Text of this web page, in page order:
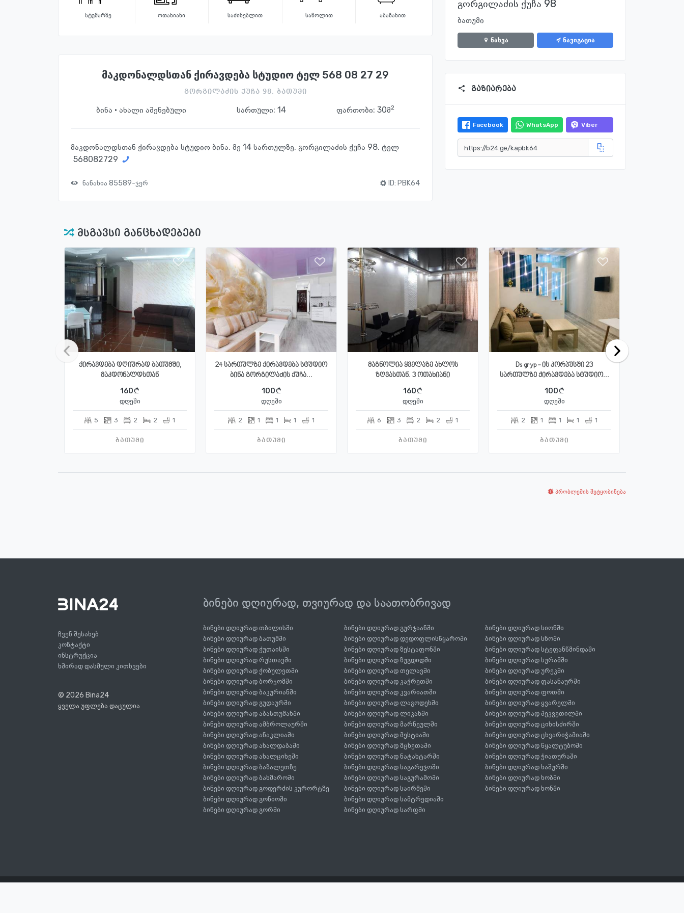
სტუმარზე ოთახიანი საძინებლით საწოლით აბაზანით
მაკდონალდსთან ქირავდება სტუდიო ტელ 568 08 27 29
გორგილაძის ქუჩა 98, ბათუმი
ბინა · ახალი აშენებული სართული: 14 ფართობი: 30მ2
მაკდონალდსთან ქირავდება სტუდიო ბინა. მე 14 სართულზე. გორგილაძის ქუჩა 98. ტელ
568082729
ნანახია 85589-ჯერ ID: PBK64
გორგილაძის ქუჩა 98
ბათუმი
ნახვა ნავიგაცია
გაზიარება
Facebook WhatsApp Viber
მსგავსი განცხადებები
ქირავდება დღიურად ბათუმში,
მაკდონალდსთან
160
დღეში
5 3 2 2 1
ბათუმი
24 სართულზე ქირავდება სტუდიო
ბინა გორგილაძის ქუჩა...
100
დღეში
2 1 1 1 1
ბათუმი
მაგნოლია ყველაზე ახლოს
ზღვასთან. 3 ოთახიანი
160
დღეში
6 3 2 2 1
ბათუმი
Ds gryp - ის კორპუსში 23
სართულზე ქირავდება სტუდიო...
100
დღეში
2 1 1 1 1
ბათუმი
პრობლემის შეტყობინება
ჩვენ შესახებ
კონტაქტი
ინსტრუქცია
ხშირად დასმული კითხვები
© 2026 Bina24
ყველა უფლება დაცულია
ბინები დღიურად, თვიურად და საათობრივად
ბინები დღიურად თბილისში
ბინები დღიურად ბათუმში
ბინები დღიურად ქუთაისში
ბინები დღიურად რუსთავში
ბინები დღიურად ქობულეთში
ბინები დღიურად ბორჯომში
ბინები დღიურად ბაკურიანში
ბინები დღიურად გუდაურში
ბინები დღიურად აბასთუმანში
ბინები დღიურად ამბროლაურში
ბინები დღიურად ანაკლიაში
ბინები დღიურად ახალდაბაში
ბინები დღიურად ახალციხეში
ბინები დღიურად ბაზალეთზე
ბინები დღიურად ბახმაროში
ბინები დღიურად გოდერძის კურორტზე
ბინები დღიურად გონიოში
ბინები დღიურად გორში
ბინები დღიურად გურჯაანში
ბინები დღიურად დედოფლისწყაროში
ბინები დღიურად ზესტაფონში
ბინები დღიურად ზუგდიდში
ბინები დღიურად თელავში
ბინები დღიურად კაჭრეთში
ბინები დღიურად კვარიათში
ბინები დღიურად ლაგოდეხში
ბინები დღიურად ლიკანში
ბინები დღიურად მარნეულში
ბინები დღიურად მესტიაში
ბინები დღიურად მცხეთაში
ბინები დღიურად ნატახტარში
ბინები დღიურად საგარეჯოში
ბინები დღიურად საგურამოში
ბინები დღიურად საირმეში
ბინები დღიურად სამტრედიაში
ბინები დღიურად სარფში
ბინები დღიურად სიონში
ბინები დღიურად სნოში
ბინები დღიურად სტეფანწმინდაში
ბინები დღიურად სურამში
ბინები დღიურად ურეკში
ბინები დღიურად ფასანაურში
ბინები დღიურად ფოთში
ბინები დღიურად ყვარელში
ბინები დღიურად შეკვეთილში
ბინები დღიურად ციხისძირში
ბინები დღიურად ცხვარიჭამიაში
ბინები დღიურად წყალტუბოში
ბინები დღიურად ჭიათურაში
ბინები დღიურად ხაშურში
ბინები დღიურად ხობში
ბინები დღიურად ხონში